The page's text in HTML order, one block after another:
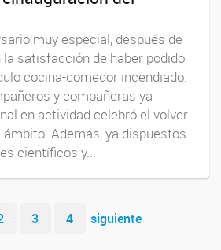
muy especial, después de
la satisfacción de haber podido
cocina-comedor incendiado.
y compañeras ya
en actividad celebró el volver
Además, ya dispuestos
científicos y...
artículos
3 4 siguiente